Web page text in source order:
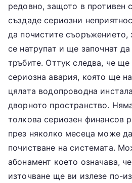
редовно, защото в противен
създаде сериозни
да почистите съоръжението,
се натрупат и ще започнат
тръбите. Оттук следва, че
сериозна авария, която ще
цялата водопроводна
дворното пространство.
толкова сериозен финансов
през няколко месеца може
почистване на системата.
абонамент което означава,
източване ще ви излезе по-